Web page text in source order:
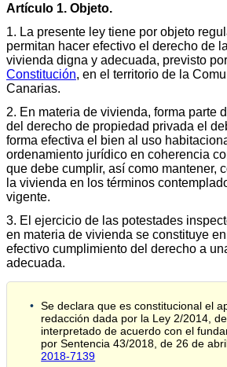
Artículo 1. Objeto.
1. La presente ley tiene por objeto
permitan hacer efectivo el derecho de
vivienda digna y adecuada, previsto
Constitución, en el territorio de la
Canarias.
2. En materia de vivienda, forma parte
del derecho de propiedad privada el
forma efectiva el bien al uso
ordenamiento jurídico en coherencia
que debe cumplir, así como mantener,
la vivienda en los términos
vigente.
3. El ejercicio de las potestades
en materia de vivienda se constituye
efectivo cumplimiento del derecho a
adecuada.
Se declara que es constitucional el
redacción dada por la Ley 2/2014,
interpretado de acuerdo con el
por Sentencia 43/2018, de 26 de
2018-7139